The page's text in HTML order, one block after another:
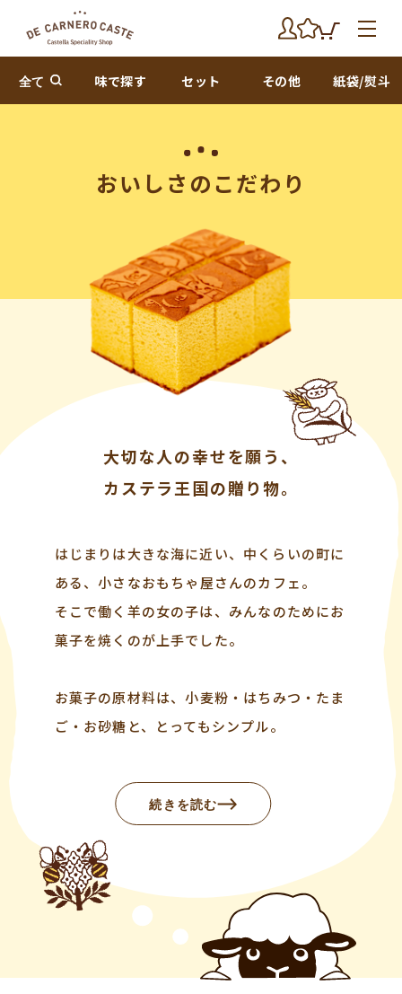
全て 味で探す セット その他 紙袋/熨斗
おいしさのこだわり
大切な人の幸せを願う、
カステラ王国の贈り物。
はじまりは大きな海に近い、中くらいの町に
ある、小さなおもちゃ屋さんのカフェ。
そこで働く羊の女の子は、 みんなのためにお
菓子を焼くのが上手でした。
お菓子の原材料は、小麦粉・はちみつ・たま
ご・お砂糖と、
とってもシンプル。
続きを読む